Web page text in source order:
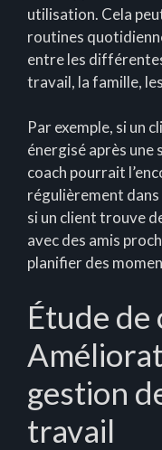
utilisation. Cela
routines
entre les
travail, la famille,
Par exemple, si un
énergisé après une
coach pourrait
régulièrement dans
si un client trouve
avec des amis
planifier des
Étude de
gestion
travail